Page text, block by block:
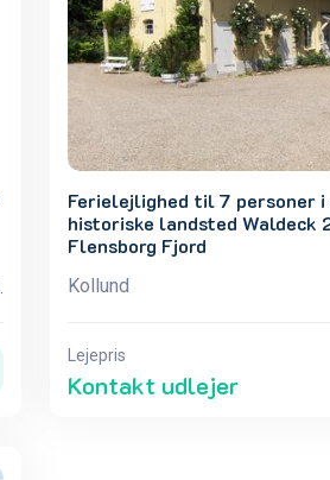
Ferielejlighed til 7 personer i
historiske landsted Waldeck
Flensborg Fjord
Kollund
Lejepris
Kontakt udlejer